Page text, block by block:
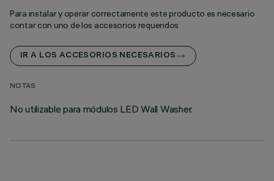
Para instalar y operar correctamente este producto es necesario
contar con uno de los accesorios requeridos
IR A LOS ACCESORIOS NECESARIOS
NOTAS
No utilizable para módulos LED Wall Washer.